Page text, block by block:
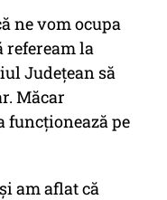
ne vom ocupa
refeream la
Județean să
Măcar
funcționează pe
am aflat că